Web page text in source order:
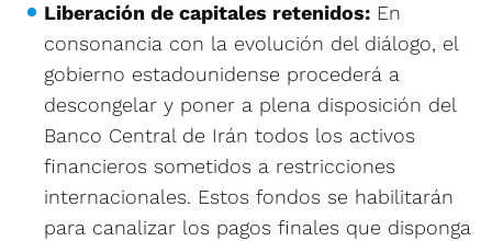
Liberación de capitales retenidos: En
consonancia con la evolución del diálogo, el
gobierno estadounidense procederá a
descongelar y poner a plena disposición del
Banco Central de Irán todos los activos
financieros sometidos a restricciones
internacionales. Estos fondos se habilitarán
para canalizar los pagos finales que disponga